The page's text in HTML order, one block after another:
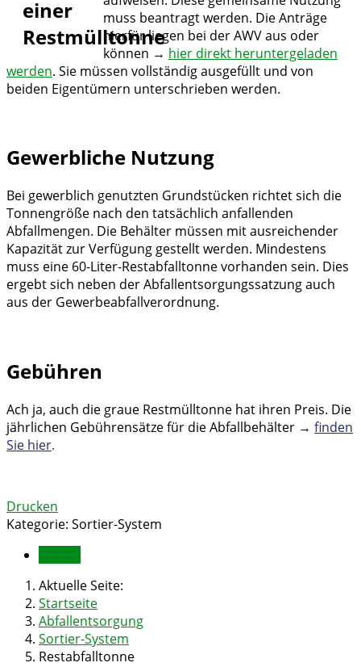
muss beantragt werden. Die Anträge
hierfür liegen bei der AWV aus oder
können → hier direkt heruntergeladen
werden. Sie müssen vollständig ausgefüllt und von
beiden Eigentümern unterschrieben werden.
Gewerbliche Nutzung
Bei gewerblich genutzten Grundstücken richtet sich die
Tonnengröße nach den tatsächlich anfallenden
Abfallmengen. Die Behälter müssen mit ausreichender
Kapazität zur Verfügung gestellt werden. Mindestens
muss eine 60-Liter-Restabfalltonne vorhanden sein. Dies
ergebt sich neben der Abfallentsorgungssatzung auch
aus der Gewerbeabfallverordnung.
Gebühren
Ach ja, auch die graue Restmülltonne hat ihren Preis. Die
jährlichen Gebührensätze für die Abfallbehälter → finden
Sie hier.
Drucken
Kategorie: Sortier-System
Aktuelle Seite:
Startseite
Abfallentsorgung
Sortier-System
Restabfalltonne